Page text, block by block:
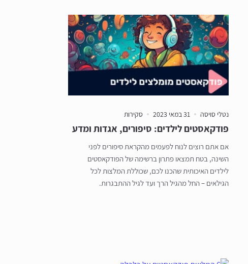
נטלי סויסה 31 במאי 2023 סקירות
פודקאסטים לילדים: סיפורים, אגדות ומדע
אם אתם רוצים לנוח לפעמים מהקראת סיפורים לפני
השינה, בטח תמצאו פתרון ברשימה של הפודקאסטים
לילדים האיכותית שהכנו לכם, שכוללת המלצות לכל
הגילאים – החל מהגיל הרך ועד לגיל ההתבגרות.